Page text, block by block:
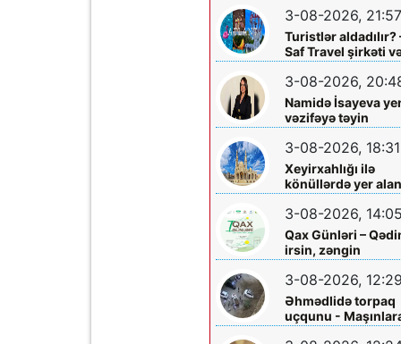
3-08-2026, 21:57
Turistlər aldadılır?
Saf Travel şirkəti
Nabran turu ilə
ciddi iddialar
araşdırılmalıdır
3-08-2026,
Namidə İsayeva
vəzifəyə təyin
olundu
3-08-2026, 18:31
Xeyirxahlığı ilə
könüllərdə yer alan
Heydər müəllimə
şəfa diləyirik
3-08-2026, 14:05
Qax Günləri –
irsin, zəngin
mədəniyyətin və
müasir inkişafın
bayramı
3-08-2026, 12:29
Əhmədlidə torpaq
uçqunu -
zərər dəydi